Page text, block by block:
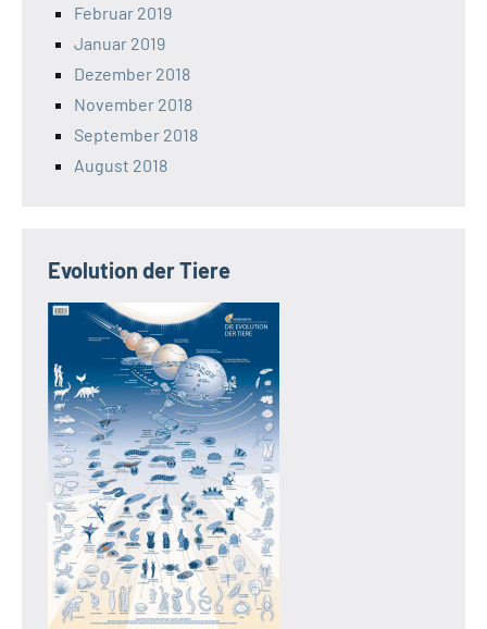
Februar 2019
Januar 2019
Dezember 2018
November 2018
September 2018
August 2018
Evolution der Tiere